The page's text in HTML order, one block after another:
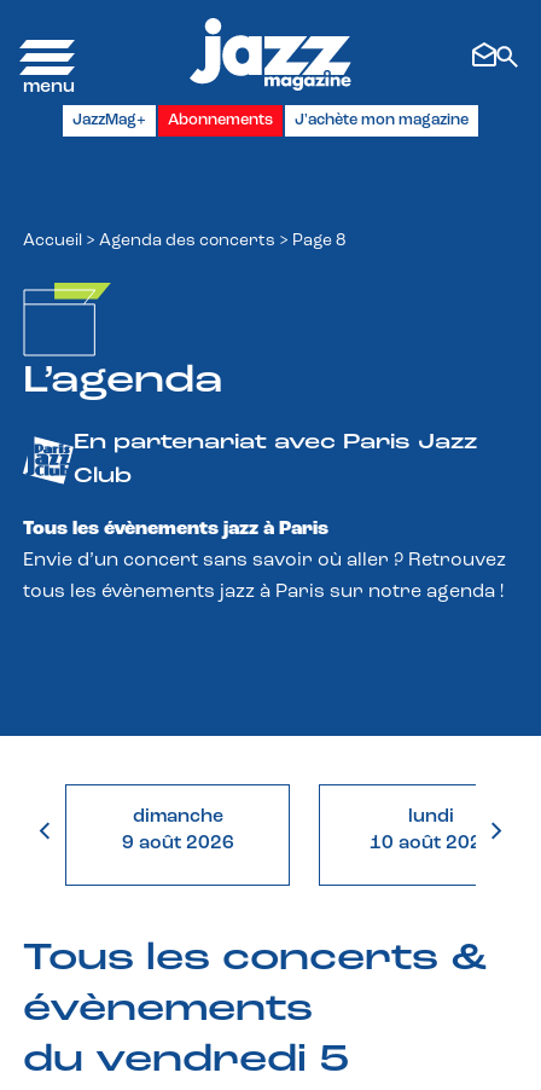
JazzMag+ Abonnements J'achète mon magazine
Accueil > Agenda des concerts > Page 8
L’agenda
En partenariat avec Paris Jazz
Club
Tous les évènements jazz à Paris
Envie d’un concert sans savoir où aller ? Retrouvez
tous les évènements jazz à Paris sur notre agenda !
dimanche
9 août 2026
lundi
10 août 2026
Tous les concerts &
évènements
du vendredi 5